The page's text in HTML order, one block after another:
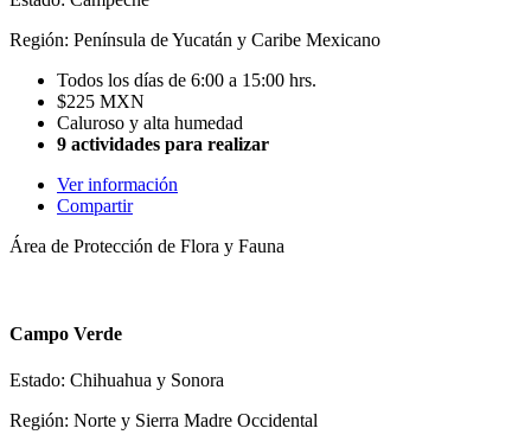
Región: Península de Yucatán y Caribe Mexicano
Todos los días de 6:00 a 15:00 hrs.
$225 MXN
Caluroso y alta humedad
9 actividades para realizar
Ver información
Compartir
Área de Protección de Flora y Fauna
Campo Verde
Estado: Chihuahua y Sonora
Región: Norte y Sierra Madre Occidental